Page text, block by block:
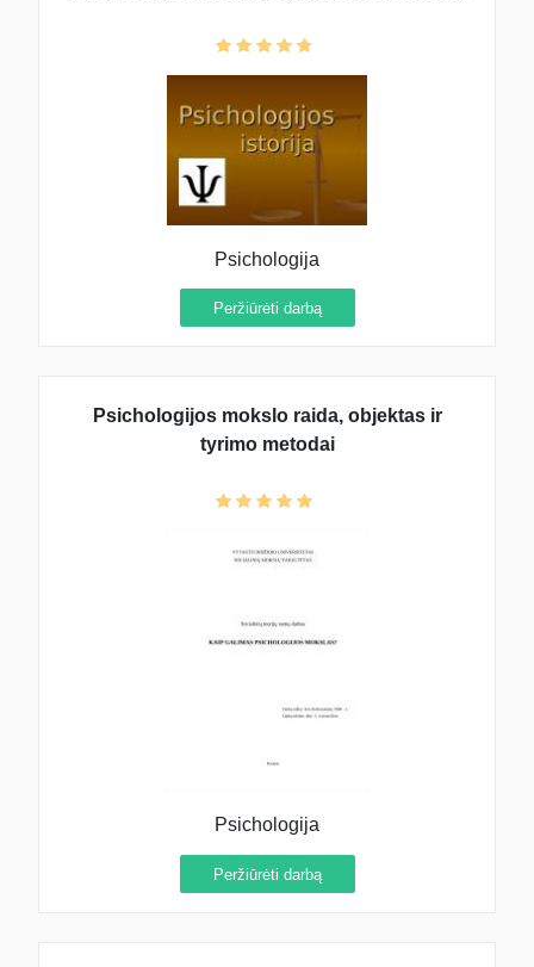
Psichologija
Peržiūrėti darbą
Psichologijos mokslo raida, objektas ir
tyrimo metodai
Psichologija
Peržiūrėti darbą